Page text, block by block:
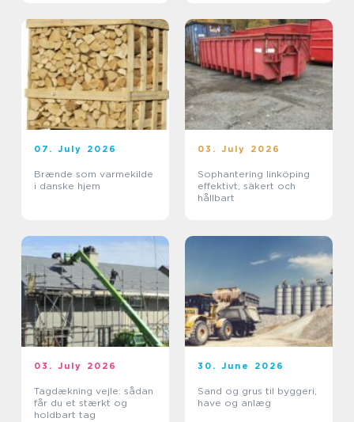
07. July 2026
Brænde som varmekilde
i danske hjem
03. July 2026
Sophantering linköping
effektivt, säkert och
hållbart
03. July 2026
Tagdækning vejle: sådan
får du et stærkt og
holdbart tag
30. June 2026
Sand og grus til byggeri,
have og anlæg